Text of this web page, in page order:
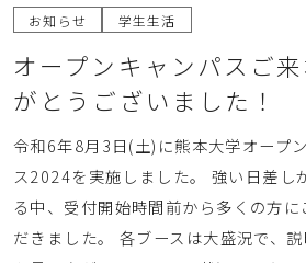
お知らせ 学生生活
オープンキャンパスご来
がとうございました！
令和6年8月3日(土)に熊本大学オープ
ス2024を実施しました。 強い日差し
る中、受付開始時間前から多くの方に
だきました。 各ブースは大盛況で、